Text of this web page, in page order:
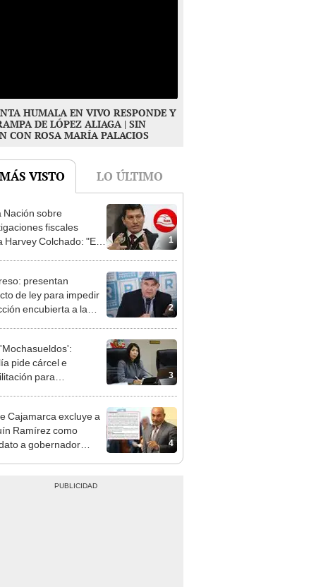
HUMALA EN VIVO RESPONDE Y
DE LÓPEZ ALIAGA | SIN
CON ROSA MARÍA PALACIOS
VISTO LO ÚLTIMO
1
Nación sobre
fiscales
Harvey Colchado: "El
2
presentan
de ley para impedir
encubierta a la
3
pide cárcel e
para
4
Cajamarca excluye a
Ramírez como
a gobernador